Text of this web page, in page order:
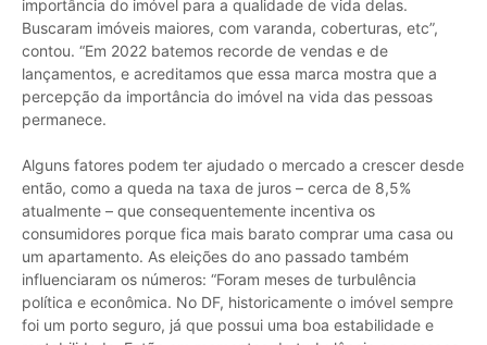
importância do imóvel para a qualidade de vida delas.
Buscaram imóveis maiores, com varanda, coberturas, etc”,
contou. “Em 2022 batemos recorde de vendas e de
lançamentos, e acreditamos que essa marca mostra que a
percepção da importância do imóvel na vida das pessoas
permanece.
Alguns fatores podem ter ajudado o mercado a crescer desde
então, como a queda na taxa de juros – cerca de 8,5%
atualmente – que consequentemente incentiva os
consumidores porque fica mais barato comprar uma casa ou
um apartamento. As eleições do ano passado também
influenciaram os números: “Foram meses de turbulência
política e econômica. No DF, historicamente o imóvel sempre
foi um porto seguro, já que possui uma boa estabilidade e